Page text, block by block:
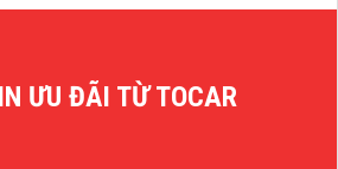
ƯU ĐÃI TỪ TOCAR